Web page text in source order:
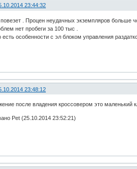
23:44:32
. Процен неудачных экземпляров больше
нет пробеги за 100 тыс .
особенности с эл блоком управления
23:48:12
после владения кроссовером это
Pet (25.10.2014 23:52:21)